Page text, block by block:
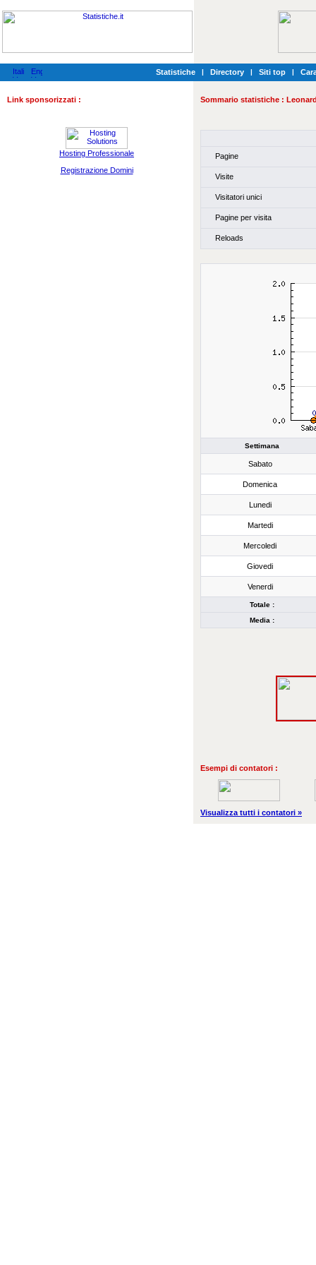
Statistiche | Directory | Siti top |
Link sponsorizzati :
Hosting Professionale
Registrazione Domini
Sommario statistiche :
Pagine
Visite
Visitatori unici
Pagine per visita
Reloads
Settimana
Sabato
Domenica
Lunedi
Martedi
Mercoledi
Giovedi
Venerdi
Totale :
Media :
Esempi di contatori :
Visualizza tutti i contatori »